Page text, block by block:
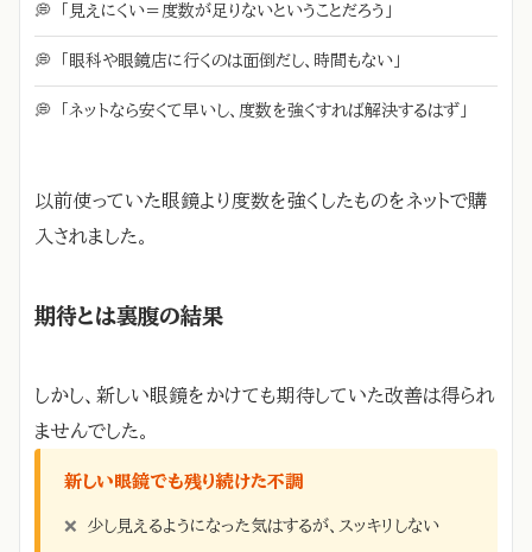
💭 「見えにくい＝度数が足りないということだろう」
💭 「眼科や眼鏡店に行くのは面倒だし、時間もない」
💭 「ネットなら安くて早いし、度数を強くすれば解決するはず」
以前使っていた眼鏡より度数を強くしたものをネットで購
入されました。
期待とは裏腹の結果
しかし、新しい眼鏡をかけても期待していた改善は得られ
ませんでした。
新しい眼鏡でも残り続けた不調
❌ 少し見えるようになった気はするが、スッキリしない